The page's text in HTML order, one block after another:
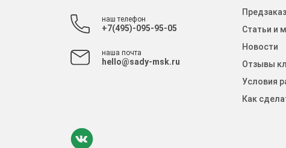
наш телефон
+7(495)-095-95-05
наша почта
hello@sady-msk.ru
Статьи и
Новости
Отзывы
Условия
Как